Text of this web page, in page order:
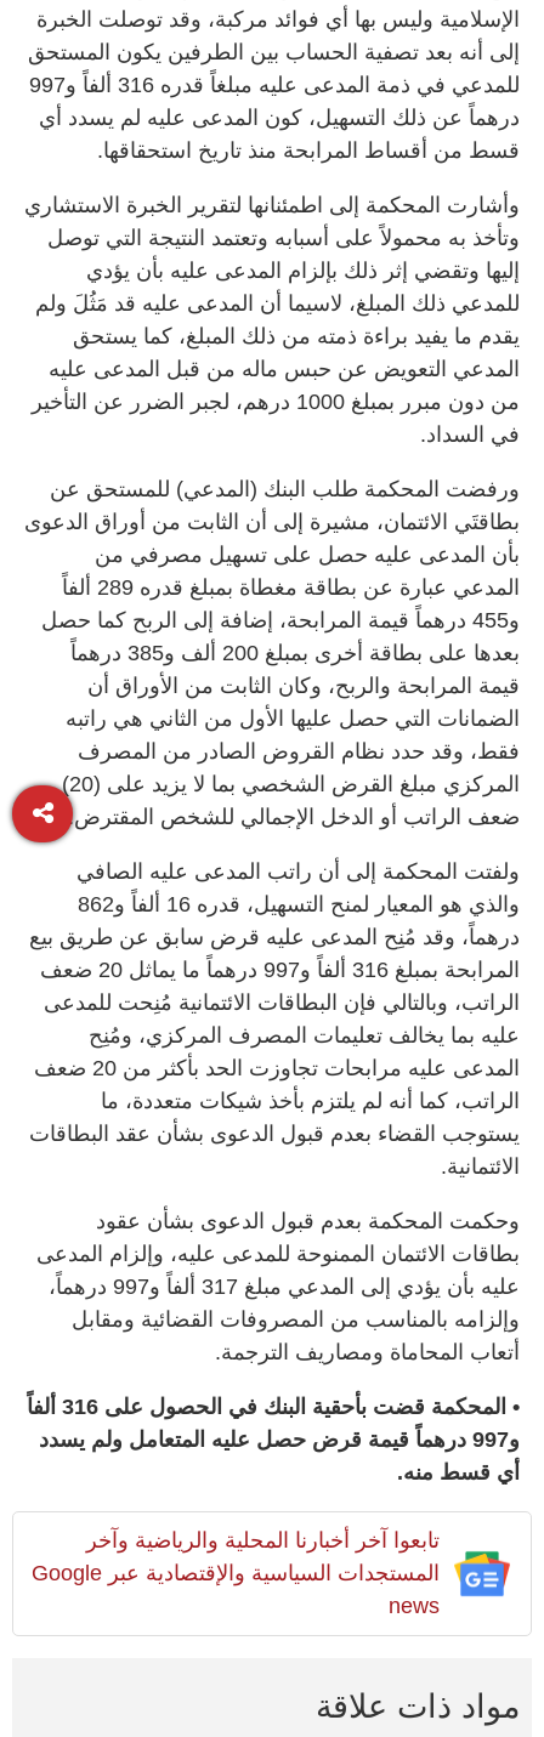
الإسلامية وليس بها أي فوائد مركبة، وقد توصلت الخبرة
إلى أنه بعد تصفية الحساب بين الطرفين يكون المستحق
للمدعي في ذمة المدعى عليه مبلغاً قدره 316 ألفاً و997
درهماً عن ذلك التسهيل، كون المدعى عليه لم يسدد أي
قسط من أقساط المرابحة منذ تاريخ استحقاقها.
وأشارت المحكمة إلى اطمئنانها لتقرير الخبرة الاستشاري
وتأخذ به محمولاً على أسبابه وتعتمد النتيجة التي توصل
إليها وتقضي إثر ذلك بإلزام المدعى عليه بأن يؤدي
للمدعي ذلك المبلغ، لاسيما أن المدعى عليه قد مَثُلَ ولم
يقدم ما يفيد براءة ذمته من ذلك المبلغ، كما يستحق
المدعي التعويض عن حبس ماله من قبل المدعى عليه
من دون مبرر بمبلغ 1000 درهم، لجبر الضرر عن التأخير
في السداد.
ورفضت المحكمة طلب البنك (المدعي) للمستحق عن
بطاقتَي الائتمان، مشيرة إلى أن الثابت من أوراق الدعوى
بأن المدعى عليه حصل على تسهيل مصرفي من
المدعي عبارة عن بطاقة مغطاة بمبلغ قدره 289 ألفاً
و455 درهماً قيمة المرابحة، إضافة إلى الربح كما حصل
بعدها على بطاقة أخرى بمبلغ 200 ألف و385 درهماً
قيمة المرابحة والربح، وكان الثابت من الأوراق أن
الضمانات التي حصل عليها الأول من الثاني هي راتبه
فقط، وقد حدد نظام القروض الصادر من المصرف
المركزي مبلغ القرض الشخصي بما لا يزيد على (20)
ضعف الراتب أو الدخل الإجمالي للشخص المقترض.
ولفتت المحكمة إلى أن راتب المدعى عليه الصافي
والذي هو المعيار لمنح التسهيل، قدره 16 ألفاً و862
درهماً، وقد مُنِح المدعى عليه قرض سابق عن طريق بيع
المرابحة بمبلغ 316 ألفاً و997 درهماً ما يماثل 20 ضعف
الراتب، وبالتالي فإن البطاقات الائتمانية مُنِحت للمدعى
عليه بما يخالف تعليمات المصرف المركزي، ومُنِح
المدعى عليه مرابحات تجاوزت الحد بأكثر من 20 ضعف
الراتب، كما أنه لم يلتزم بأخذ شيكات متعددة، ما
يستوجب القضاء بعدم قبول الدعوى بشأن عقد البطاقات
الائتمانية.
وحكمت المحكمة بعدم قبول الدعوى بشأن عقود
بطاقات الائتمان الممنوحة للمدعى عليه، وإلزام المدعى
عليه بأن يؤدي إلى المدعي مبلغ 317 ألفاً و997 درهماً،
وإلزامه بالمناسب من المصروفات القضائية ومقابل
أتعاب المحاماة ومصاريف الترجمة.
• المحكمة قضت بأحقية البنك في الحصول على 316 ألفاً
و997 درهماً قيمة قرض حصل عليه المتعامل ولم يسدد
أي قسط منه.
تابعوا آخر أخبارنا المحلية والرياضية وآخر
المستجدات السياسية والإقتصادية عبر Google
news
مواد ذات علاقة